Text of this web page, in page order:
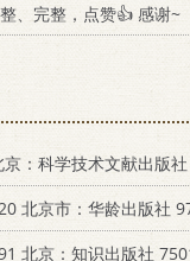
、完整，点赞👍 感谢~
：科学技术文献出版
北京市：华龄出版社
北京：知识出版社